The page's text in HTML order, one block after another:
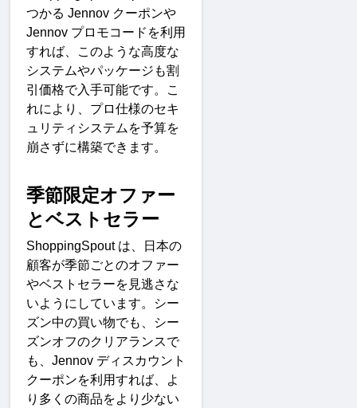
つかる Jennov クーポンや
Jennov プロモコードを利用
すれば、このような高度な
システムやパッケージも割
引価格で入手可能です。こ
れにより、プロ仕様のセキ
ュリティシステムを予算を
崩さずに構築できます。
季節限定オファー
とベストセラー
ShoppingSpout は、日本の
顧客が季節ごとのオファー
やベストセラーを見逃さな
いようにしています。シー
ズン中の買い物でも、シー
ズンオフのクリアランスで
も、 Jennov ディスカウント
クーポンを利用すれば、よ
り多くの商品をより少ない